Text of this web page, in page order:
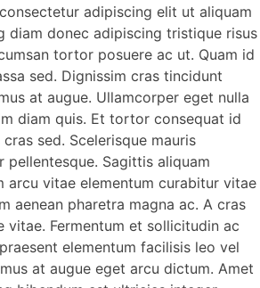
adipiscing elit ut aliquam
diam donec adipiscing tristique risus
tortor posuere ac ut. Quam id
sed. Dignissim cras tincidunt
at augue. Ullamcorper eget nulla
diam quis. Et tortor consequat id
sed. Scelerisque mauris
pellentesque. Sagittis aliquam
arcu vitae elementum curabitur vitae
aenean pharetra magna ac. A cras
vitae. Fermentum et sollicitudin ac
elementum facilisis leo vel
at augue eget arcu dictum. Amet